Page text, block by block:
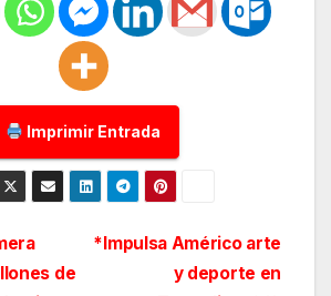
Imprimir Entrada
*Impulsa Américo arte
y deporte en
de